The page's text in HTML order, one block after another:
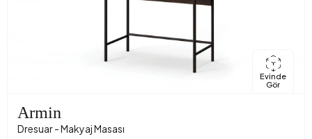
Evinde
Gör
Armin
Dresuar - Makyaj Masası